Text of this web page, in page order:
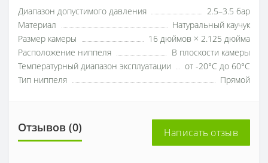
Диапазон допустимого давления
2.5–3.5 бар
Материал
Натуральный каучук
Размер камеры
16 дюймов × 2.125 дюйма
Расположение ниппеля
В плоскости камеры
Температурный диапазон эксплуатации
от -20°C до 60°C
Тип ниппеля
Прямой
Отзывов (0) Написать отзыв